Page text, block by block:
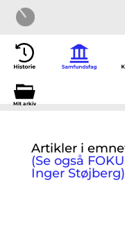
Mit arkiv
Artikler i
(Se også
Inger Støjberg)